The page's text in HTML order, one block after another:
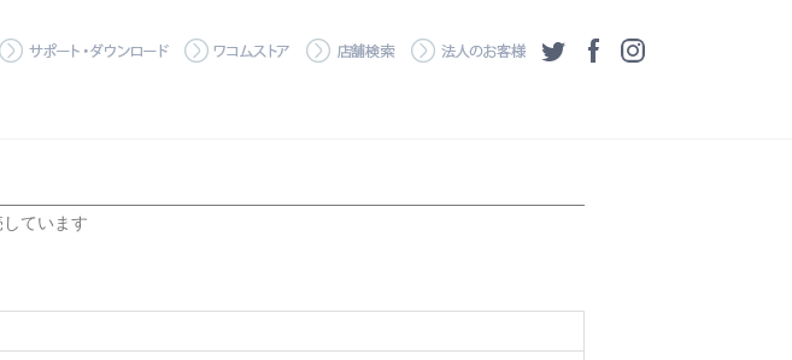
サポート・ダウンロード
ワコムストア 店舗検索 法人のお客様
ツイッターフェイスブック
ています